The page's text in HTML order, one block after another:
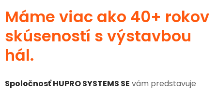
Máme viac ako 40+ rokov
skúseností s výstavbou
hál.
Spoločnosť HUPRO SYSTEMS SE vám predstavuje